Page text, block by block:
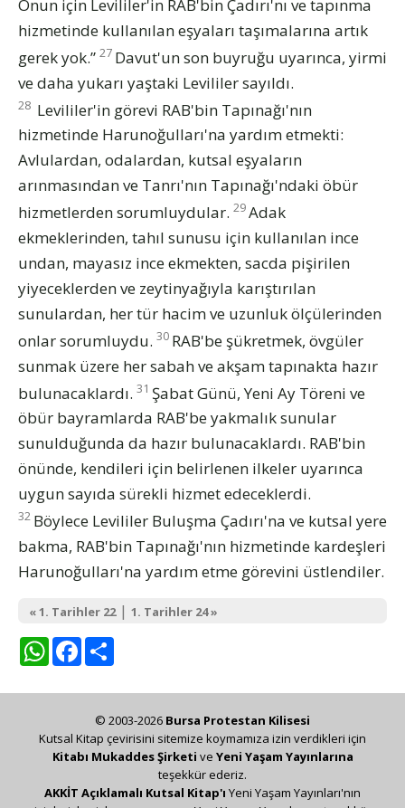
Onun için Levililer'in RAB'bin Çadırı'nı ve tapınma
hizmetinde kullanılan eşyaları taşımalarına artık
gerek yok.” 27 Davut'un son buyruğu uyarınca, yirmi
ve daha yukarı yaştaki Levililer sayıldı.
28 Levililer'in görevi RAB'bin Tapınağı'nın
hizmetinde Harunoğulları'na yardım etmekti:
Avlulardan, odalardan, kutsal eşyaların
arınmasından ve Tanrı'nın Tapınağı'ndaki öbür
hizmetlerden sorumluydular. 29Adak
ekmeklerinden, tahıl sunusu için kullanılan ince
undan, mayasız ince ekmekten, sacda pişirilen
yiyeceklerden ve zeytinyağıyla karıştırılan
sunulardan, her tür hacim ve uzunluk ölçülerinden
onlar sorumluydu. 30 RAB'be şükretmek, övgüler
sunmak üzere her sabah ve akşam tapınakta hazır
bulunacaklardı. 31 Şabat Günü, Yeni Ay Töreni ve
öbür bayramlarda RAB'be yakmalık sunular
sunulduğunda da hazır bulunacaklardı. RAB'bin
önünde, kendileri için belirlenen ilkeler uyarınca
uygun sayıda sürekli hizmet edeceklerdi.
32 Böylece Levililer Buluşma Çadırı'na ve kutsal yere
bakma, RAB'bin Tapınağı'nın hizmetinde kardeşleri
Harunoğulları'na yardım etme görevini üstlendiler.
« 1. Tarihler 22| 1. Tarihler 24 »
WhatsAppFacebook
© 2003-2026 Bursa Protestan Kilisesi
Kutsal Kitap çevirisini sitemize koymamıza izin verdikleri için
Kitabı Mukaddes Şirketi ve Yeni Yaşam Yayınlarına
teşekkür ederiz.
AKKİT Açıklamalı Kutsal Kitap'ı Yeni Yaşam Yayınları'nın